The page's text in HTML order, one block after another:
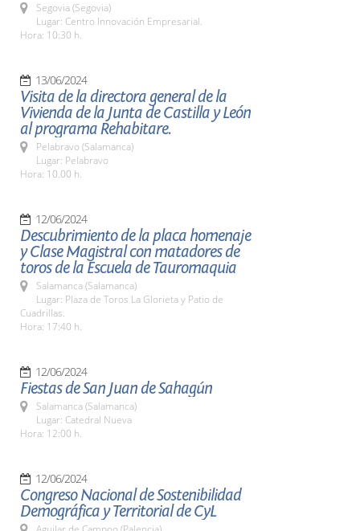
Segovia (Segovia)
Lugar: Centro Innovación Empresarial.
Hora: 10:30 h.
13/06/2024
Visita de la directora general de la
Vivienda de la Junta de Castilla y León
al programa Rehabitare.
Pelabravo (Salamanca)
Lugar: Pelabravo
Hora: 10.00 h.
12/06/2024
Descubrimiento de la placa homenaje
y Clase Magistral con matadores de
toros de la Escuela de Tauromaquia
Salamanca (Salamanca)
Lugar: Plaza de Toros La Glorieta y Patio de
Cuadrillas.
Hora: 17:40 h.
12/06/2024
Fiestas de San Juan de Sahagún
Salamanca (Salamanca)
Lugar: Catedral Nueva
Hora: 12:00 h.
12/06/2024
Congreso Nacional de Sostenibilidad
Demográfica y Territorial de CyL